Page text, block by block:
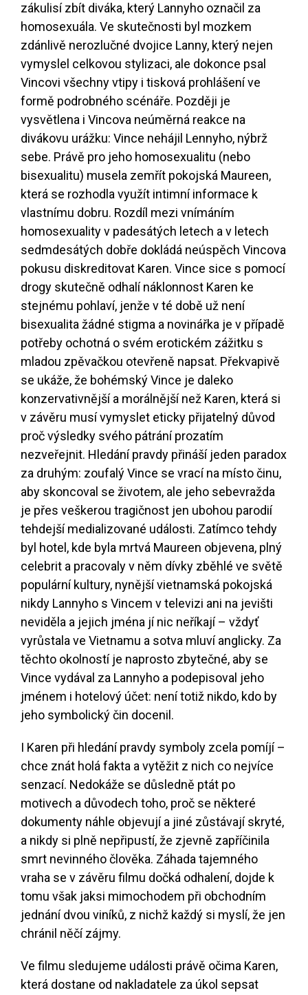
zákulisí zbít diváka, který Lannyho označil za
homosexuála. Ve skutečnosti byl mozkem
zdánlivě nerozlučné dvojice Lanny, který nejen
vymyslel celkovou stylizaci, ale dokonce psal
Vincovi všechny vtipy i tisková prohlášení ve
formě podrobného scénáře. Později je
vysvětlena i Vincova neúměrná reakce na
divákovu urážku: Vince nehájil Lennyho, nýbrž
sebe. Právě pro jeho homosexualitu (nebo
bisexualitu) musela zemřít pokojská Maureen,
která se rozhodla využít intimní informace k
vlastnímu dobru. Rozdíl mezi vnímáním
homosexuality v padesátých letech a v letech
sedmdesátých dobře dokládá neúspěch Vincova
pokusu diskreditovat Karen. Vince sice s pomocí
drogy skutečně odhalí náklonnost Karen ke
stejnému pohlaví, jenže v té době už není
bisexualita žádné stigma a novinářka je v případě
potřeby ochotná o svém erotickém zážitku s
mladou zpěvačkou otevřeně napsat. Překvapivě
se ukáže, že bohémský Vince je daleko
konzervativnější a morálnější než Karen, která si
v závěru musí vymyslet eticky přijatelný důvod
proč výsledky svého pátrání prozatím
nezveřejnit. Hledání pravdy přináší jeden paradox
za druhým: zoufalý Vince se vrací na místo činu,
aby skoncoval se životem, ale jeho sebevražda
je přes veškerou tragičnost jen ubohou parodií
tehdejší medializované události. Zatímco tehdy
byl hotel, kde byla mrtvá Maureen objevena, plný
celebrit a pracovaly v něm dívky zběhlé ve světě
populární kultury, nynější vietnamská pokojská
nikdy Lannyho s Vincem v televizi ani na jevišti
neviděla a jejich jména jí nic neříkají – vždyť
vyrůstala ve Vietnamu a sotva mluví anglicky. Za
těchto okolností je naprosto zbytečné, aby se
Vince vydával za Lannyho a podepisoval jeho
jménem i hotelový účet: není totiž nikdo, kdo by
jeho symbolický čin docenil.
I Karen při hledání pravdy symboly zcela pomíjí –
chce znát holá fakta a vytěžit z nich co nejvíce
senzací. Nedokáže se důsledně ptát po
motivech a důvodech toho, proč se některé
dokumenty náhle objevují a jiné zůstávají skryté,
a nikdy si plně nepřipustí, že zjevně zapříčinila
smrt nevinného člověka. Záhada tajemného
vraha se v závěru filmu dočká odhalení, dojde k
tomu však jaksi mimochodem při obchodním
jednání dvou viníků, z nichž každý si myslí, že jen
chránil něčí zájmy.
Ve filmu sledujeme události právě očima Karen,
která dostane od nakladatele za úkol sepsat